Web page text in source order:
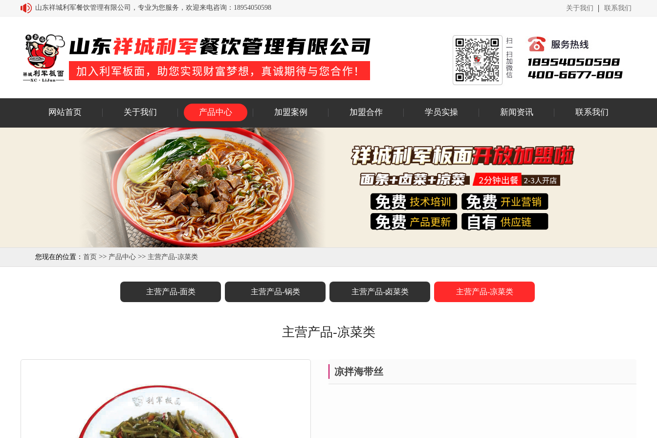
山东祥城利军餐饮管理有限公司，专业为您服务，欢迎来电咨询：18954050598 关于我们 联系我们
网站首页 关于我们 产品中心 加盟案例 加盟合作 学员实操 新闻资讯 联系我们
您现在的位置： 首页 >> 产品中心 >> 主营产品-凉菜类
主营产品-面类 主营产品-锅类 主营产品-卤菜类 主营产品-凉菜类
主营产品-凉菜类
凉拌海带丝